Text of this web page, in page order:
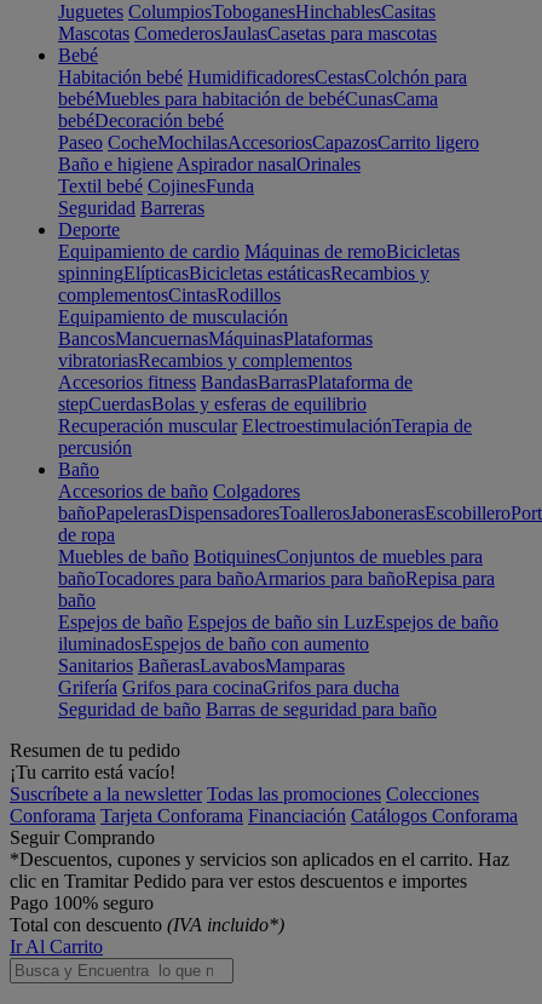
Juguetes ColumpiosToboganesHinchablesCasitas
Mascotas ComederosJaulasCasetas para mascotas
Bebé
Habitación bebé HumidificadoresCestasColchón para
bebéMuebles para habitación de bebéCunasCama
bebéDecoración bebé
Paseo CocheMochilasAccesoriosCapazosCarrito ligero
Baño e higiene Aspirador nasalOrinales
Textil bebé CojinesFunda
Seguridad Barreras
Deporte
Equipamiento de cardio Máquinas de remoBicicletas
spinningElípticasBicicletas estáticasRecambios y
complementosCintasRodillos
Equipamiento de musculación
BancosMancuernasMáquinasPlataformas
vibratoriasRecambios y complementos
Accesorios fitness BandasBarrasPlataforma de
stepCuerdasBolas y esferas de equilibrio
Recuperación muscular ElectroestimulaciónTerapia de
percusión
Baño
Accesorios de baño Colgadores
bañoPapelerasDispensadoresToallerosJabonerasEscobillero
de ropa
Muebles de baño BotiquinesConjuntos de muebles para
bañoTocadores para bañoArmarios para bañoRepisa para
baño
Espejos de baño Espejos de baño sin LuzEspejos de baño
iluminadosEspejos de baño con aumento
Sanitarios BañerasLavabosMamparas
Grifería Grifos para cocinaGrifos para ducha
Seguridad de baño Barras de seguridad para baño
Resumen de tu pedido
¡Tu carrito está vacío!
Suscríbete a la newsletter Todas las promociones Colecciones
Conforama Tarjeta Conforama Financiación Catálogos Conforama
Seguir Comprando
*Descuentos, cupones y servicios son aplicados en el carrito. Haz
clic en Tramitar Pedido para ver estos descuentos e importes
Pago 100% seguro
Total con descuento (IVA incluido*)
Ir Al Carrito